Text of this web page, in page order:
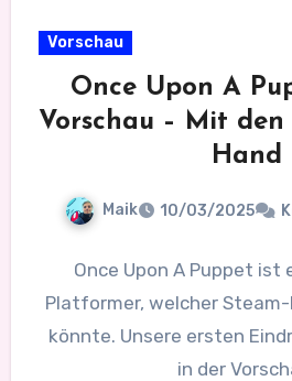
Vorschau
Once Upon A
Vorschau – Mit
Hand
Maik 10/03/2025
Once Upon A Puppet ist
Platformer, welcher
könnte. Unsere ersten
in der